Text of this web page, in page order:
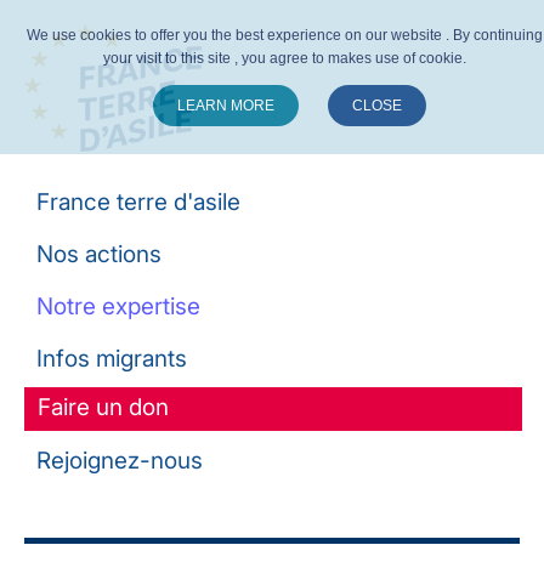
France terre d'asile
Nos actions
Notre expertise
Infos migrants
Faire un don
Rejoignez-nous
We use cookies to offer you the best experience on our website . By continuing
your visit to this site , you agree to makes use of cookie.
LEARN MORE CLOSE